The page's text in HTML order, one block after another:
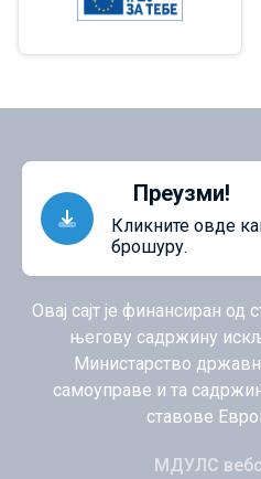
Преузми!
Кликните овде
брошуру.
Овај сајт је финансиран од
његову садржину
Министарство
самоуправе и та
ставове
МДУЛС